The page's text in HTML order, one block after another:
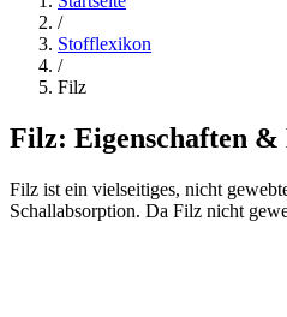
/
Stofflexikon
/
Filz
Filz: Eigenschaften
Filz ist ein vielseitiges, nicht
Schallabsorption. Da Filz nicht